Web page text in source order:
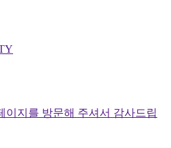
이지를 방문해 주셔서 감사드립